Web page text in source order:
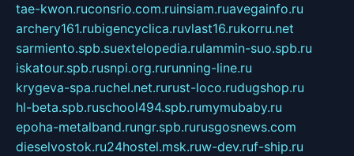
tae-kwon.ruconsrio.com.ruinsiam.ruavegainfo.ru
archery161.rubigencyclica.ruvlast16.rukorru.net
sarmiento.spb.suextelopedia.rulammin-suo.spb.ru
iskatour.spb.rusnpi.org.rurunning-line.ru
krygeva-spa.ruchel.net.rurust-loco.rudugshop.ru
hl-beta.spb.ruschool494.spb.rumymubaby.ru
epoha-metalband.rungr.spb.rurusgosnews.com
dieselvostok.ru24hostel.msk.ruw-dev.ruf-ship.ru